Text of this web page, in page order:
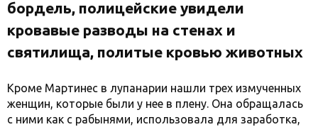
бордель, полицейские увидели
кровавые разводы на стенах и
святилища, политые кровью животных
Кроме Мартинес в лупанарии нашли трех измученных
женщин, которые были у нее в плену. Она обращалась
с ними как с рабынями, использовала для заработка,